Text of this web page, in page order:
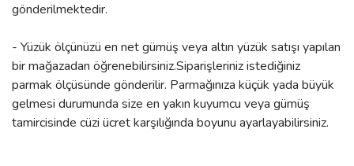
gönderilmektedir.
- Yüzük ölçünüzü en net gümüş veya altın yüzük satışı yapılan
bir mağazadan öğrenebilirsiniz.Siparişleriniz istediğiniz
parmak ölçüsünde gönderilir. Parmağınıza küçük yada büyük
gelmesi durumunda size en yakın kuyumcu veya gümüş
tamircisinde cüzi ücret karşılığında boyunu ayarlayabilirsiniz.